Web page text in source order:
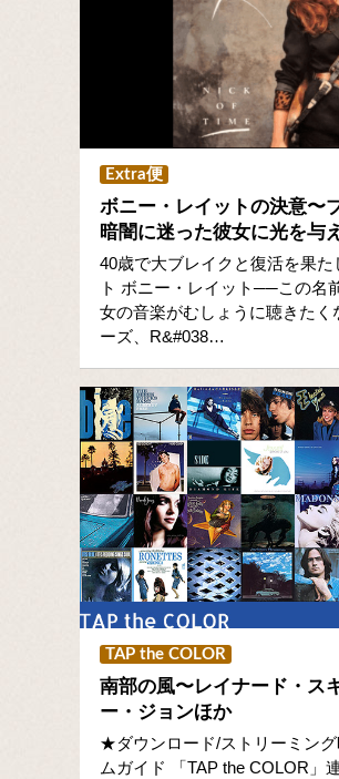
Extra便
ボニー・レイットの決意〜
暗闇に迷った彼女に光を与
40歳で大ブレイクと復活を果た
ト ボニー・レイット──この名
女の音楽がむしょうに聴きたく
ーズ、R&#038…
TAP the COLOR
南部の風〜レイナード・ス
ー・ジョンほか
★ダウンロード/ストリーミン
ムガイド 「TAP the COLOR」